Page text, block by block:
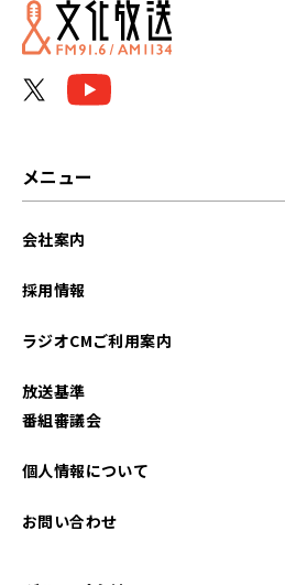
メニュー
会社案内
採用情報
ラジオCMご利用案内
放送基準
番組審議会
個人情報について
お問い合わせ